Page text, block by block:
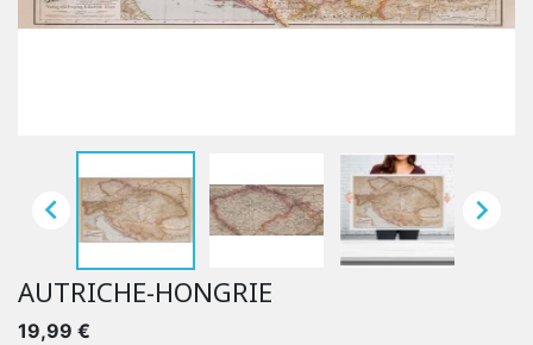
 
AUTRICHE-HONGRIE
19,99 €